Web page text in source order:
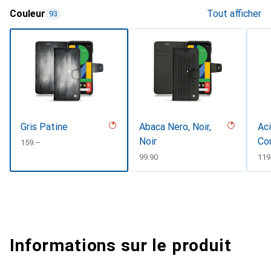
Couleur 93 Tout afficher
Gris Patine
CHF
159.–
Abaca Nero, Noir,
Noir
CHF
99.90
Informations sur le produit